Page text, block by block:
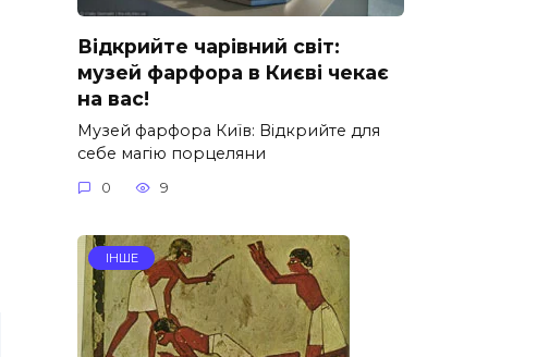
Відкрийте чарівний світ:
музей фарфора в Києві чекає
на вас!
Музей фарфора Київ: Відкрийте для
себе магію порцеляни
0 9
ІНШЕ